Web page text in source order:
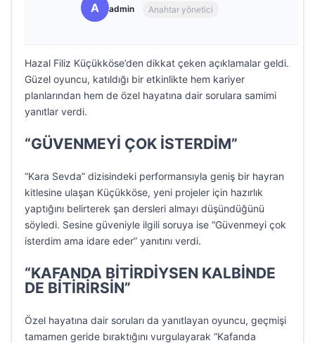
A admin Anahtar yönetici
Hazal Filiz Küçükköse’den dikkat çeken açıklamalar geldi.
Güzel oyuncu, katıldığı bir etkinlikte hem kariyer
planlarından hem de özel hayatına dair sorulara samimi
yanıtlar verdi.
“GÜVENMEYİ ÇOK İSTERDİM”
“Kara Sevda” dizisindeki performansıyla geniş bir hayran
kitlesine ulaşan Küçükköse, yeni projeler için hazırlık
yaptığını belirterek şan dersleri almayı düşündüğünü
söyledi. Sesine güveniyle ilgili soruya ise “Güvenmeyi çok
isterdim ama idare eder” yanıtını verdi.
“KAFANDA BİTİRDİYSEN KALBİNDE
DE BİTİRİRSİN”
Özel hayatına dair soruları da yanıtlayan oyuncu, geçmişi
tamamen geride bıraktığını vurgulayarak “Kafanda